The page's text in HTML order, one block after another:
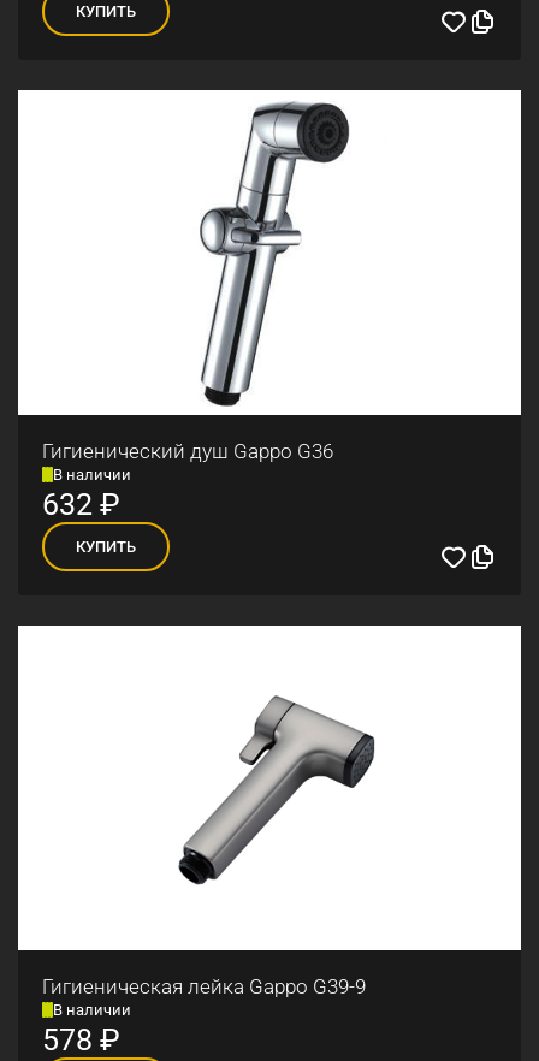
КУПИТЬ
Гигиенический душ Gappo G36
В наличии
632₽
КУПИТЬ
Гигиеническая лейка Gappo G39-9
В наличии
578 ₽